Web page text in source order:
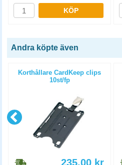
KÖP
Andra köpte även
Korthållare CardKeep clips
10st/fp
235.00 kr